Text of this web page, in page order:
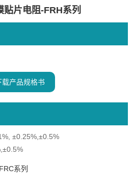
贴片电阻-FRH系列
载产品规格书
±0.25%,±0.5%
系列